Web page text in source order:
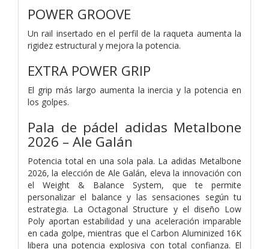
POWER GROOVE
Un rail insertado en el perfil de la raqueta aumenta la
rigidez estructural y mejora la potencia.
EXTRA POWER GRIP
El grip más largo aumenta la inercia y la potencia en
los golpes.
Pala de pádel adidas Metalbone
2026 – Ale Galán
Potencia total en una sola pala. La adidas Metalbone
2026, la elección de Ale Galán, eleva la innovación con
el Weight & Balance System, que te permite
personalizar el balance y las sensaciones según tu
estrategia. La Octagonal Structure y el diseño Low
Poly aportan estabilidad y una aceleración imparable
en cada golpe, mientras que el Carbon Aluminized 16K
libera una potencia explosiva con total confianza. El